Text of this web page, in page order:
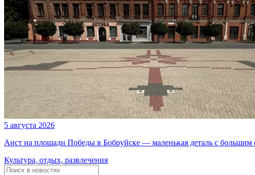
5 августа 2026
Аист на площади Победы в Бобруйске — маленькая деталь с
Культура, отдых, развлечения